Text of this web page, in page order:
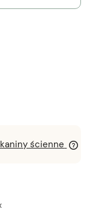
ścienne